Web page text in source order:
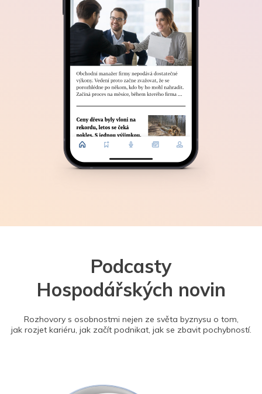
Podcasty
Hospodářských novin
Rozhovory s osobnostmi nejen ze světa byznysu o tom,
jak rozjet kariéru, jak začít podnikat, jak se zbavit pochybností.